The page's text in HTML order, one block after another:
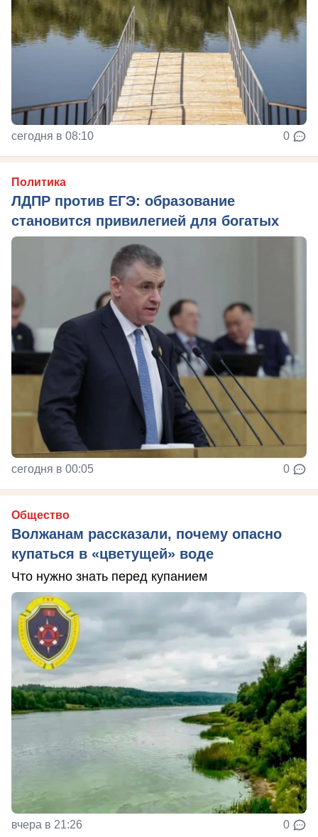
сегодня в 08:10 0
Политика
ЛДПР против ЕГЭ: образование
становится привилегией для богатых
сегодня в 00:05 0
Общество
Волжанам рассказали, почему опасно
купаться в «цветущей» воде
Что нужно знать перед купанием
вчера в 21:26 0